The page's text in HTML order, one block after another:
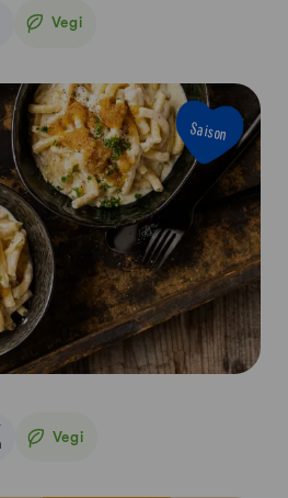
Vegi
Vegetarisch
Saison
Vegi
Vegetarisch